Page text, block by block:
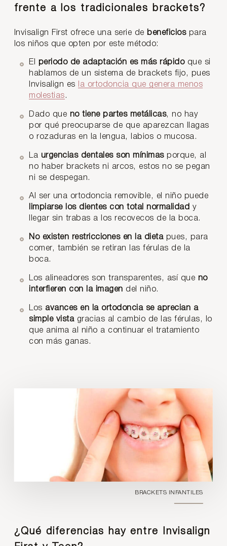
frente a los tradicionales brackets?
Invisalign First ofrece una serie de beneficios para
los niños que opten por este método:
El periodo de adaptación es más rápidoque si
hablamos de un sistema de brackets fijo, pues
Invisalign es
la ortodoncia que genera menos
molestias.
Dado que no tiene partes metálicas, no hay
por qué preocuparse de que aparezcan llagas
o rozaduras en la lengua, labios o mucosa.
La urgencias dentales son mínimasporque, al
no haber brackets ni arcos, estos no se pegan
ni se despegan.
Al ser una ortodoncia removible, el niño puede
limpiarse los dientes con total normalidad y
llegar sin trabas a los recovecos de la boca.
No existen restricciones en la dietapues, para
comer, también se retiran las férulas de la
boca.
Los alineadores son transparentes, así que no
interfieren con la imagen del niño.
Los avances en la ortodoncia se aprecian a
simple vistagracias al cambio de las férulas, lo
que anima al niño a continuar el tratamiento
con más ganas.
BRACKETS INFANTILES
¿Qué diferencias hay entre Invisalign